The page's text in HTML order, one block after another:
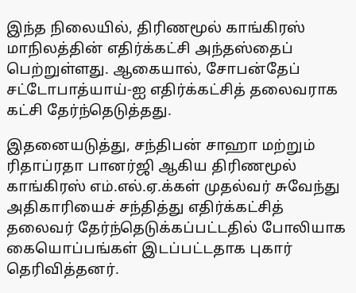
இந்த நிலையில், திரிணமூல் காங்கிரஸ்
மாநிலத்தின் எதிர்க்கட்சி அந்தஸ்தைப்
பெற்றுள்ளது. ஆகையால், சோபன்தேப்
சட்டோபாத்யாய்-ஐ எதிர்க்கட்சித் தலைவராக
கட்சி தேர்ந்தெடுத்தது.
இதனையடுத்து, சந்திபன் சாஹா மற்றும்
ரிதாப்ரதா பானர்ஜி ஆகிய திரிணமூல்
காங்கிரஸ் எம்.எல்.ஏ.க்கள் முதல்வர் சுவேந்து
அதிகாரியைச் சந்தித்து எதிர்க்கட்சித்
தலைவர் தேர்ந்தெடுக்கப்பட்டதில் போலியாக
கையொப்பங்கள் இடப்பட்டதாக புகார்
தெரிவித்தனர்.